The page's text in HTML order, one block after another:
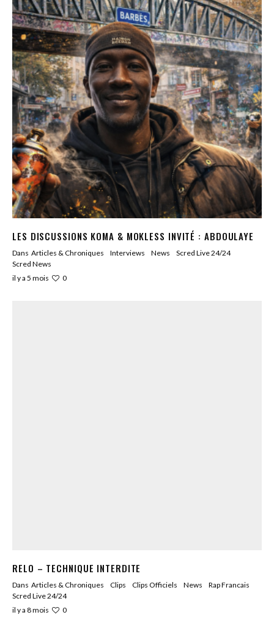
LES DISCUSSIONS KOMA & MOKLESS INVITÉ : ABDOULAYE
Dans Articles & Chroniques Interviews News
Scred Live 24/24
Scred News
il y a 5 mois
0
RELO – TECHNIQUE INTERDITE
Dans Articles & Chroniques Clips Clips Officiels News
Rap Francais
Scred Live 24/24
il y a 8 mois
0